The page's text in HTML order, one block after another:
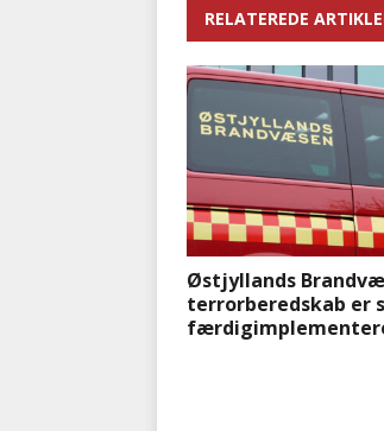
RELATEREDE
Østjyllands
terrorberedskab er